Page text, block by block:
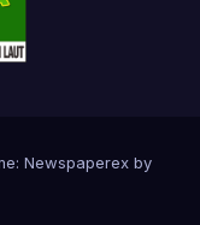
Newspaperex by